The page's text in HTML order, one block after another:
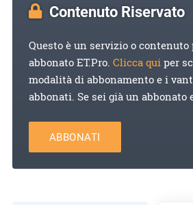
Contenuto Riservato
Questo è un servizio o contenuto
abbonato ET.Pro. Clicca quiper
modalità di abbonamento e i
abbonati. Se sei già un abbonato
ABBONATI